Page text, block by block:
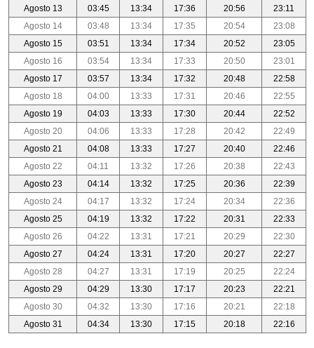
Agosto 13
03:45 13:34 17:36 20:56
23:11
Agosto 14
03:48 13:34 17:35 20:54
23:08
Agosto 15
03:51 13:34 17:34 20:52
23:05
Agosto 16
03:54 13:34 17:33 20:50
23:01
Agosto 17
03:57 13:34 17:32 20:48
22:58
Agosto 18
04:00 13:33 17:31 20:46
22:55
Agosto 19
04:03 13:33 17:30 20:44
22:52
Agosto 20
04:06 13:33 17:28 20:42
22:49
Agosto 21
04:08 13:33 17:27 20:40
22:46
Agosto 22
04:11 13:32 17:26 20:38
22:43
Agosto 23
04:14 13:32 17:25 20:36
22:39
Agosto 24
04:17 13:32 17:24 20:34
22:36
Agosto 25
04:19 13:32 17:22 20:31
22:33
Agosto 26
04:22 13:31 17:21 20:29
22:30
Agosto 27
04:24 13:31 17:20 20:27
22:27
Agosto 28
04:27 13:31 17:19 20:25
22:24
Agosto 29
04:29 13:30 17:17 20:23
22:21
Agosto 30
04:32 13:30 17:16 20:21
22:18
Agosto 31
04:34 13:30 17:15 20:18 22:16